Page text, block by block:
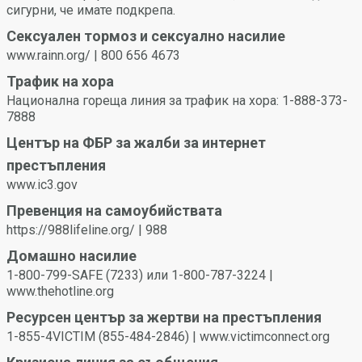
другия.
съгласието си по всяко време. Не продължавайте, ако на
Вашия партньор изглежда му е неудобно, не е сигурен
или не може да се съгласи поради въздействието на
наркотици или алкохол.
сигурни, че имате подкрепа.
Сексуален тормоз и сексуално насилие
www.rainn.org/ | 800 656 4673
Трафик на хора
Национална гореща линия за трафик на хора: 1-888-373-
7888
Център на ФБР за жалби за интернет
престъпления
www.ic3.gov
Превенция на самоубийствата
https://988lifeline.org/ | 988
Домашно насилие
1-800-799-SAFE (7233) или 1-800-787-3224 |
www.thehotline.org
Ресурсен център за жертви на престъпления
1-855-4VICTIM (855-484-2846) | www.victimconnect.org